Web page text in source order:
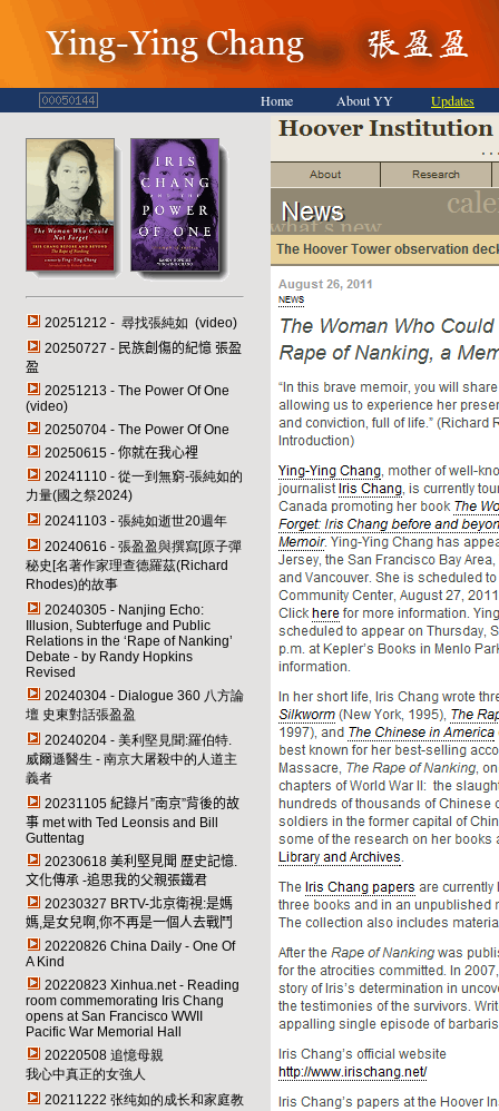
Home About YY Updates
20251212 - 尋找張純如 (video)
20250727 - 民族創傷的紀憶 張盈
盈
20251213 - The Power Of One
(video)
20250704 - The Power Of One
20250615 - 你就在我心裡
20241110 - 從一到無窮-張純如的
力量(國之祭2024)
20241103 - 張純如逝世20週年
20240616 - 張盈盈與撰寫[原子彈
秘史[名著作家理查德羅茲(Richard
Rhodes)的故事
20240305 - Nanjing Echo:
Illusion, Subterfuge and Public
Relations in the ‘Rape of Nanking’
Debate - by Randy Hopkins
Revised
20240304 - Dialogue 360 八方論
壇 史東對話張盈盈
20240204 - 美利堅見聞:羅伯特.
威爾遜醫生 - 南京大屠殺中的人道主
義者
20231105 紀錄片”南京”背後的故
事 met with Ted Leonsis and Bill
Guttentag
20230618 美利堅見聞 歷史記憶.
文化傳承 -追思我的父親張鐵君
20230327 BRTV-北京衛視:是媽
媽,是女兒啊,你不再是一個人去戰鬥
20220826 China Daily - One Of
A Kind
20220823 Xinhua.net - Reading
room commemorating Iris Chang
opens at San Francisco WWII
Pacific War Memorial Hall
20220508 追憶母親
我心中真正的女強人
20211222 张纯如的成长和家庭教